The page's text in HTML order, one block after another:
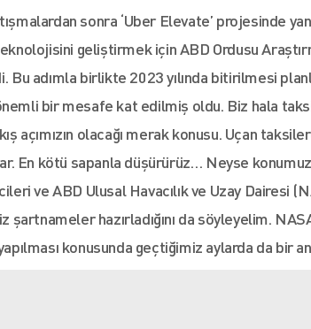
sonra ‘Uber Elevate’ projesinde
geliştirmek için ABD Ordusu
adımla birlikte 2023 yılında bitirilmesi
bir mesafe kat edilmiş oldu. Biz hala
açımızın olacağı merak konusu. Uçan
En kötü sapanla düşürürüz… Neyse
ve ABD Ulusal Havacılık ve Uzay
şartnameler hazırladığını da söyleyelim.
konusunda geçtiğimiz aylarda da bir